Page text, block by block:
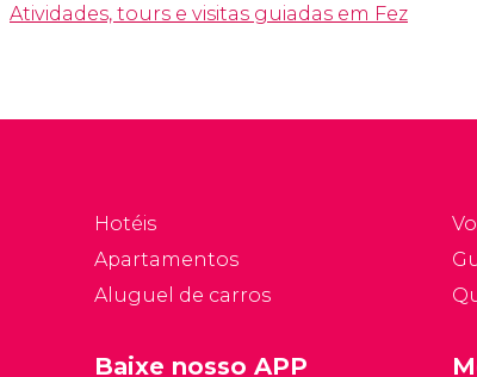
Atividades, tours e visitas guiadas em Fez
Hotéis
Apartamentos
Aluguel de carros
Baixe nosso APP